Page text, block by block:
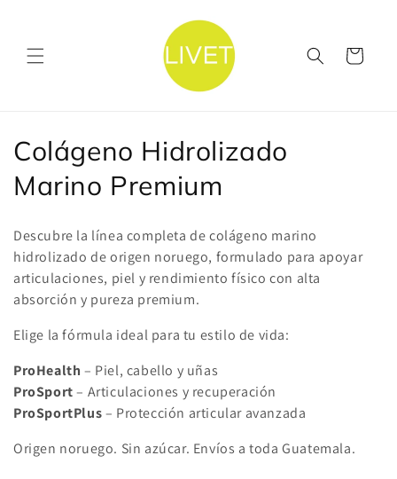
Carrito
C
o
e
c
c
i
ó
n
:
Colágeno Hidrolizado
Marino Premium
Descubre la línea completa de colágeno marino
hidrolizado de origen noruego, formulado para apoyar
articulaciones, piel y rendimiento físico con alta
absorción y pureza premium.
Elige la fórmula ideal para tu estilo de vida:
ProHealth – Piel, cabello y uñas
ProSport– Articulaciones y recuperación
ProSportPlus– Protección articular avanzada
Origen noruego. Sin azúcar. Envíos a toda Guatemala.